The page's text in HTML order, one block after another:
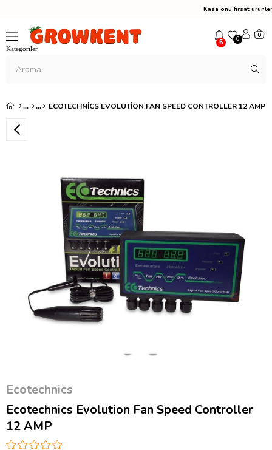
Kasa önü fırsat
5 0 0
ECOTECHNICS EVOLUTION FAN SPEED CONTROLLER 12 AMP
Ecotechnics
Ecotechnics Evolution Fan Speed Controller
12 AMP